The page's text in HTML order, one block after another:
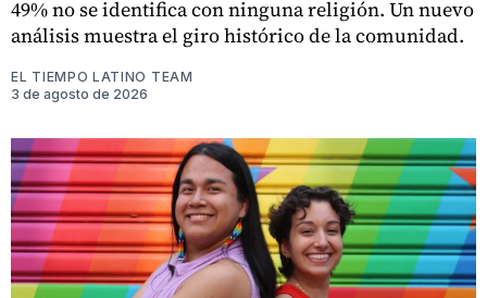
49% no se identifica con ninguna religión. Un nuevo
análisis muestra el giro histórico de la comunidad.
EL TIEMPO LATINO TEAM
3 de agosto de 2026